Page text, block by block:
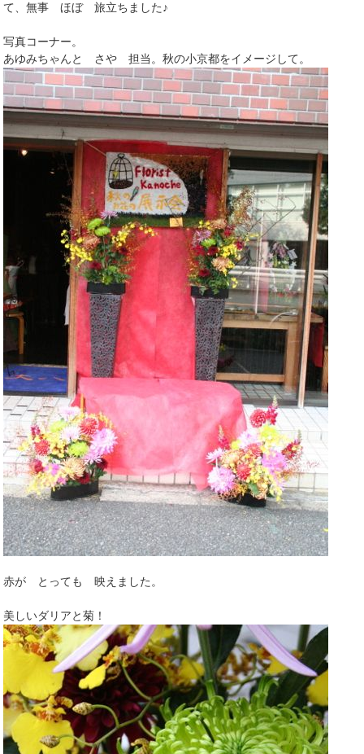
て、無事 ほぼ 旅立ちました♪
写真コーナー。
あゆみちゃんと さや 担当。秋の小京都をイメージして。
赤が とっても 映えました。
美しいダリアと菊！